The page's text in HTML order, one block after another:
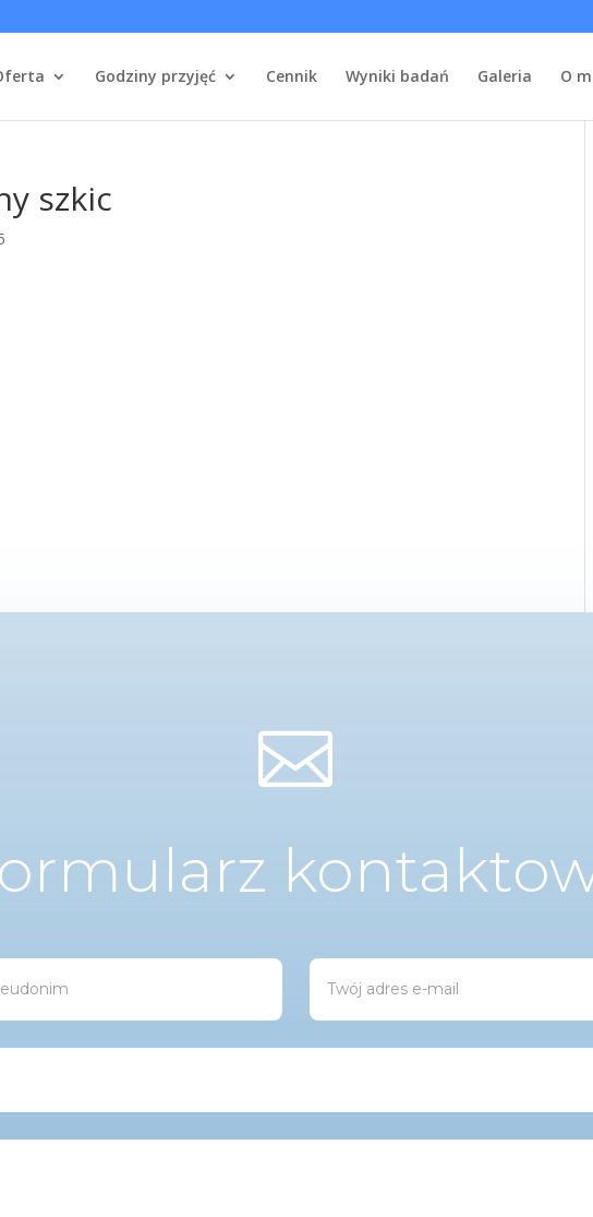
Godziny przyjęć Cennik Wyniki badań Galeria O
szkic
